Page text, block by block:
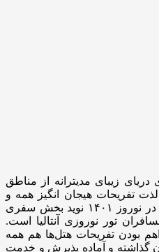
دریای زیبای مدیترانه از مناطق
لذت تفریحات هیجان انگیز همه و
همه در یک هوای بی نظیر بهاری در نوروز ۱۴۰۱ نوید بخش سفری
تور نوروزی آنتالیا است.
بودن تفریحات هتل‌ها هم همه
گذاشته و آماده پذیرش و خدمت